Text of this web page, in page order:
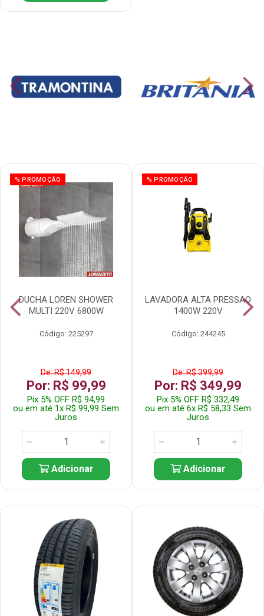
% PROMOÇÃO
DUCHA LOREN SHOWER
MULTI 220V 6800W
Código: 225297
De: R$ 149,99
Por: R$ 99,99
Pix 5% OFF R$ 94,99
ou em até 1x R$ 99,99 Sem
Juros
Adicionar
% PROMOÇÃO
LAVADORA ALTA PRESSAO
1400W 220V
Código: 244245
De: R$ 399,99
Por: R$ 349,99
Pix 5% OFF R$ 332,49
ou em até 6x R$ 58,33 Sem
Juros
Adicionar